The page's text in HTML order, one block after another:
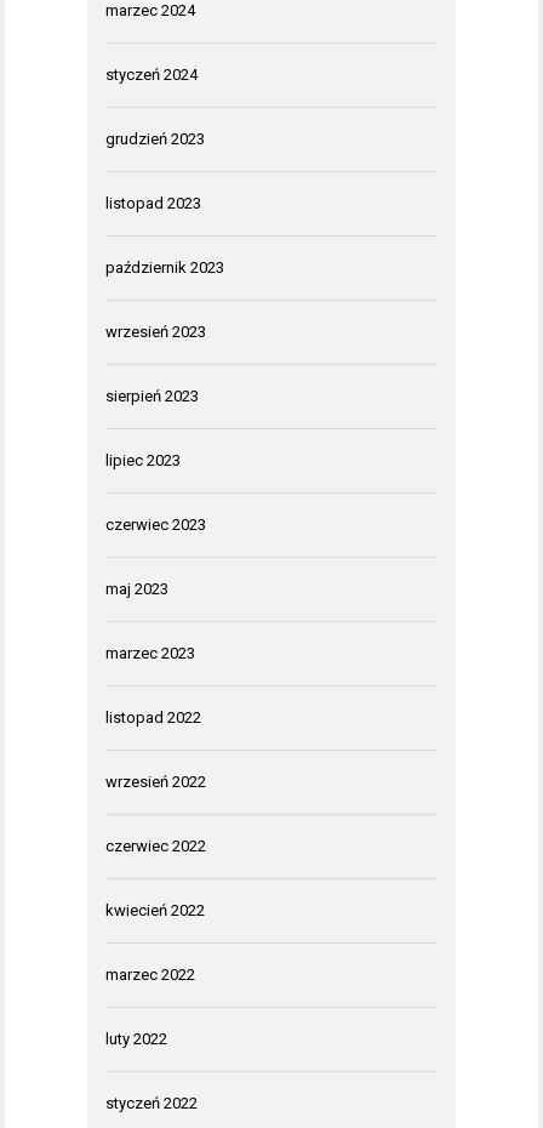
marzec 2024
styczeń 2024
grudzień 2023
listopad 2023
październik 2023
wrzesień 2023
sierpień 2023
lipiec 2023
czerwiec 2023
maj 2023
marzec 2023
listopad 2022
wrzesień 2022
czerwiec 2022
kwiecień 2022
marzec 2022
luty 2022
styczeń 2022